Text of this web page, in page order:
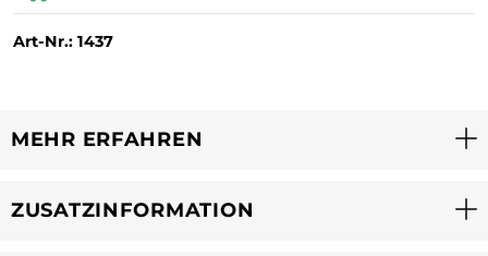
Art-Nr.: 1437
MEHR ERFAHREN
ZUSATZINFORMATION